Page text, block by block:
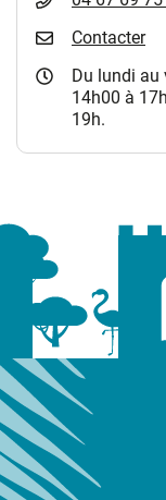
Contacter
Du lundi au
14h00 à
19h.